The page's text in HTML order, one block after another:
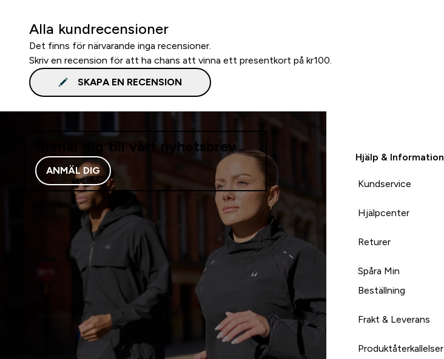
Alla kundrecensioner
Det finns för närvarande inga recensioner.
Skriv en recension för att ha chans att vinna ett presentkort på kr100.
SKAPA EN RECENSION
Anmäl dig till vårt nyhetsbrev
ANMÄL DIG
Hjälp & Information
Kundservice
Hjälpcenter
Returer
Spåra Min
Beställning
Frakt & Leverans
Produktåterkallelser